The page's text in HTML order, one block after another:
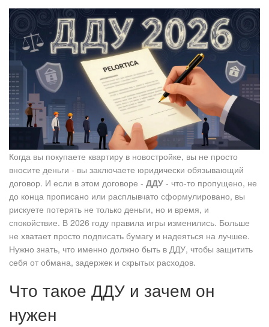
Когда вы покупаете квартиру в новостройке, вы не просто
вносите деньги - вы заключаете юридически обязывающий
договор. И если в этом договоре - ДДУ - что-то пропущено, не
до конца прописано или расплывчато сформулировано, вы
рискуете потерять не только деньги, но и время, и
спокойствие. В 2026 году правила игры изменились. Больше
не хватает просто подписать бумагу и надеяться на лучшее.
Нужно знать, что именно должно быть в ДДУ, чтобы защитить
себя от обмана, задержек и скрытых расходов.
Что такое ДДУ и зачем он
нужен